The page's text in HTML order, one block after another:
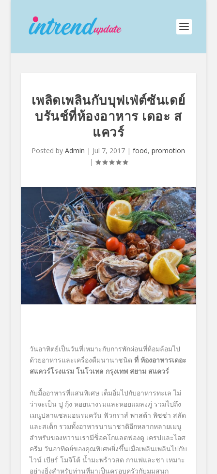
เพลิดเพลินกับบุฟเฟ่ต์ซันเดย์
บรันช์ที่ห้องอาหาร เดอะ ส
แควร์
Posted byAdmin | Jul 7, 2017 |food,promotion
|
วันอาทิตย์เป็นวันที่เหมาะกับการพักผ่อนที่ห้อมล้อมไป
ด้วยอาหารและเครื่องดื่มนานาชนิด ที่ ห้องอาหารเดอะ
สแควร์โรงแรม โนโวเทล กรุงเทพ สยาม สแควร์
กับมื้ออาหารที่แสนพิเศษ เต็มอิ่มไปกับอาหารทะเล ไม่
ว่าจะเป็น ปู กุ้ง หอยนางรมและหอยแมลงภู่ รวมไปถึง
เมนูปลาแซลมอนรมควัน ฟัวกราส์ พาสต้า พิซซ่า สลัด
และสเต็ก รวมทั้งอาหารนานาชาติอีกหลากหลายเมนู
สำหรับของหวานเรามีช็อคโกแลตฟองดู เครปและไอศ
ครีม วันอาทิตย์ของคุณพิเศษยิ่งขึ้นเมื่อเพลินเพลินไปกับ
ไวน์ เบียร์ โมจิโต้ น้ำมะพร้าวสด กาแฟและชา เหมาะ
อย่างยิ่งสำหรับท่านที่มาเป็นครอบครัวกับมุมสนุก